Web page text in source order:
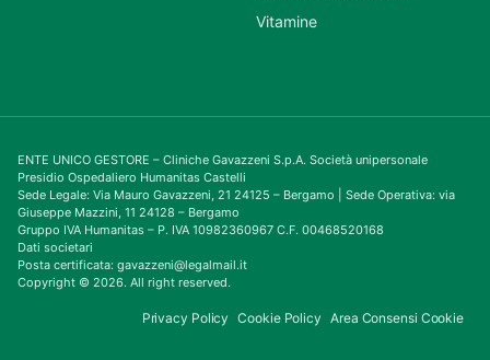
Vitamine
ENTE UNICO GESTORE – Cliniche Gavazzeni S.p.A. Società unipersonale
Presidio Ospedaliero Humanitas Castelli
Sede Legale: Via Mauro Gavazzeni, 21 24125 – Bergamo | Sede Operativa: via
Giuseppe Mazzini, 11 24128 – Bergamo
Gruppo IVA Humanitas – P. IVA 10982360967 C.F. 00468520168
Dati societari
Posta certificata: gavazzeni@legalmail.it
Copyright © 2026. All right reserved.
Privacy Policy Cookie Policy Area Consensi Cookie